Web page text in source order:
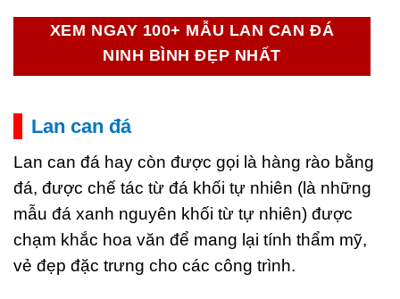
XEM NGAY 100+ MẪU LAN CAN ĐÁ
NINH BÌNH ĐẸP NHẤT
Lan can đá
Lan can đá hay còn được gọi là hàng rào bằng
đá, được chế tác từ đá khối tự nhiên (là những
mẫu đá xanh nguyên khối từ tự nhiên) được
chạm khắc hoa văn để mang lại tính thẩm mỹ,
vẻ đẹp đặc trưng cho các công trình.